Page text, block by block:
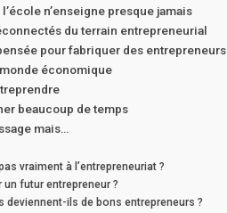
n’enseigne presque jamais
du terrain entrepreneurial
pour fabriquer des entrepreneurs
économique
beaucoup de temps
mais…
vraiment à l’entrepreneuriat ?
futur entrepreneur ?
deviennent-ils de bons entrepreneurs ?